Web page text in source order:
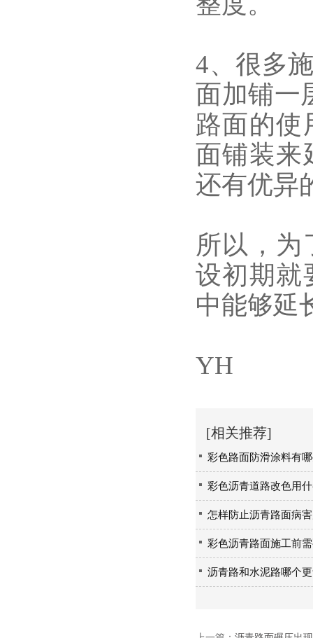
4、很多
面加铺一
路面的使
面铺装来
还有优异
所以，为
设初期就
中能够延
YH
[相关推荐]
彩色路面防滑涂料有
彩色沥青道路改色用
怎样防止沥青路面病
彩色沥青路面施工前
沥青路和水泥路哪个